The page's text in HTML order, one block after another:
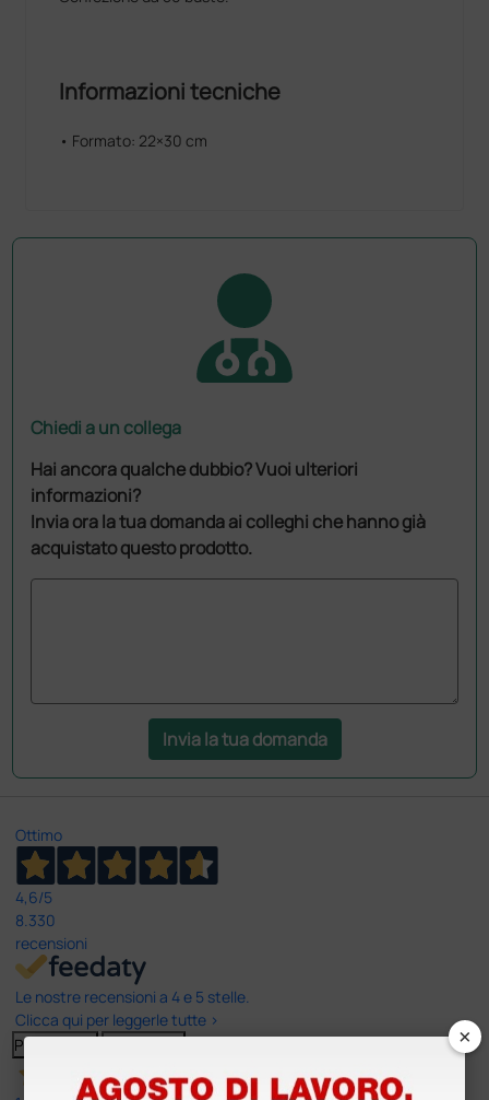
Informazioni tecniche
• Formato: 22×30 cm
Chiedi a un collega
Hai ancora qualche dubbio? Vuoi ulteriori
informazioni?
Invia ora la tua domanda ai colleghi che hanno già
acquistato questo prodotto.
Invia la tua domanda
Ottimo
4,6/5
8.330
recensioni
Le nostre recensioni a 4 e 5 stelle.
Clicca qui per leggerle tutte >
Precedente
×